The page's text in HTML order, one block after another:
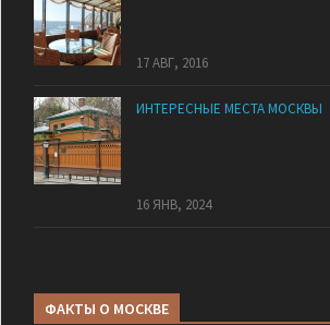
17 АВГ, 2016
ИНТЕРЕСНЫЕ МЕСТА МОСКВЫ
16 ЯНВ, 2024
ФАКТЫ О МОСКВЕ